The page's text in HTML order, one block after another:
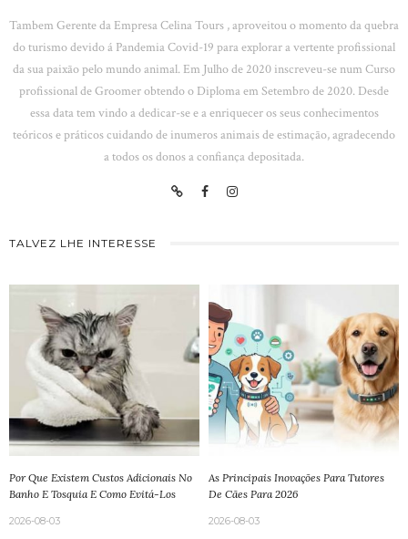
Tambem Gerente da Empresa Celina Tours , aproveitou o momento da quebra
do turismo devido á Pandemia Covid-19 para explorar a vertente profissional
da sua paixão pelo mundo animal. Em Julho de 2020 inscreveu-se num Curso
profissional de Groomer obtendo o Diploma em Setembro de 2020. Desde
essa data tem vindo a dedicar-se e a enriquecer os seus conhecimentos
teóricos e práticos cuidando de inumeros animais de estimação, agradecendo
a todos os donos a confiança depositada.
TALVEZ LHE INTERESSE
Por Que Existem Custos Adicionais No
Banho E Tosquia E Como Evitá-Los
2026-08-03
As Principais Inovações Para Tutores
De Cães Para 2026
2026-08-03